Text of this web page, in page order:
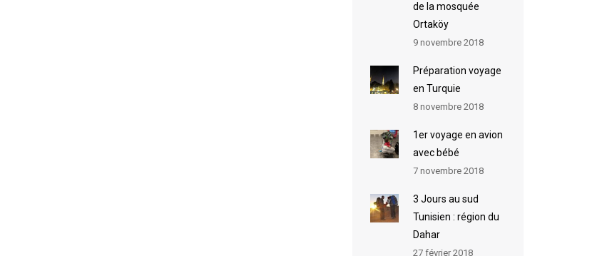
de la mosquée
Ortaköy
9 novembre 2018
Préparation voyage
en Turquie
8 novembre 2018
1er voyage en avion
avec bébé
7 novembre 2018
3 Jours au sud
Tunisien : région du
Dahar
27 février 2018